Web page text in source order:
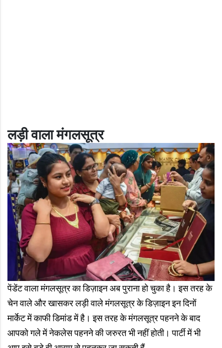
लड़ी वाला मंगलसूत्र
पेंडेंट वाला मंगलसूत्र का डिज़ाइन अब पुराना हो चुका है। इस तरह के
चेन वाले और खासकर लड़ी वाले मंगलसूत्र के डिज़ाइन इन दिनों
मार्केट में काफी डिमांड में है। इस तरह के मंगलसूत्र पहनने के बाद
आपको गले में नेकलेस पहनने की जरुरत भी नहीं होती। पार्टी में भी